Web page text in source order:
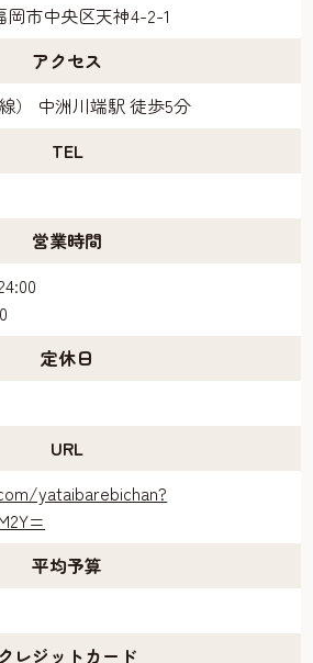
岡市中央区天神4-2-1
アクセス
） 中洲川端駅 徒歩5分
TEL
営業時間
定休日
URL
yataibarebichan?
平均予算
クレジットカード